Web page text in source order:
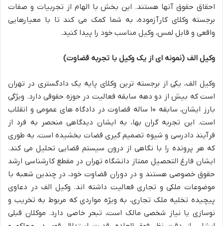
احقاق حقوق آنها هستند. این بخش با الهام از تجربیات و صفات
برجسته وکلای کارآزموده، به شما کمک می کند تا با معیارهایی
واقعی و قابل لمس، وکیل مناسب خود را پیدا کنید.
وکیل الف (نمونه ای از یک وکیل با تجربه قضاوت)
وکیل الف، یکی از برجسته ترین وکلای پایه یک دادگستری در تهران
است که بیش از دو دهه سابقه فعالیت در حوزه حقوقی دارد. ویژگی
بارز ایشان، سابقه ۱۰ ساله قضاوت در دادگاه های عمومی و انقلاب
است. این تجربه گران بها، به ایشان دیدگاهی منحصر به فرد از
فرآیند دادرسی و شیوه تصمیم گیری قضات بخشیده است، به طوری
که هر پرونده را با نگاهی از درون سیستم قضایی تحلیل می کند.
ایشان فارغ التحصیل ممتاز دانشگاه تهران در مقطع کارشناسی ارشد
حقوق خصوصی هستند و در دوران قضاوت خود، در چندین شعبه با
موضوعات ملکی و تجاری فعالیت داشته اند. وکیل الف در دعاوی
پیچیده تخلیه ملک تجاری، به ویژه مواردی که مربوط به تخریب و
نوسازی یا نیاز شخصی مالک است، تبحر خاصی دارد. موکلان قبلی